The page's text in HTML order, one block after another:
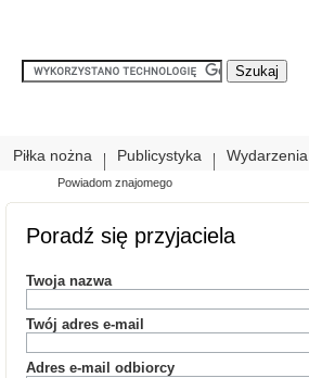
Piłka nożna Publicystyka Wydarzenia
Powiadom znajomego
Poradź się przyjaciela
Twoja nazwa
Twój adres e-mail
Adres e-mail odbiorcy